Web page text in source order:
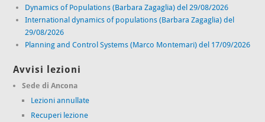
Dynamics of Populations (Barbara Zagaglia) del 29/08/2026
International dynamics of populations (Barbara Zagaglia) del
29/08/2026
Planning and Control Systems (Marco Montemari) del 17/09/2026
Avvisi lezioni
Sede di Ancona
Lezioni annullate
Recuperi lezione